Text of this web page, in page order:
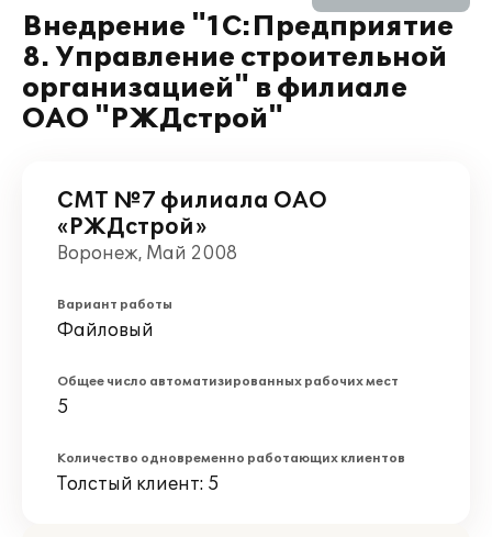
Внедрение "1С:Предприятие
8. Управление строительной
организацией" в филиале
ОАО "РЖДстрой"
СМТ №7 филиала ОАО
«РЖДстрой»
Воронеж, Май 2008
Вариант работы
Файловый
Общее число автоматизированных рабочих мест
5
Количество одновременно работающих клиентов
Толстый клиент: 5